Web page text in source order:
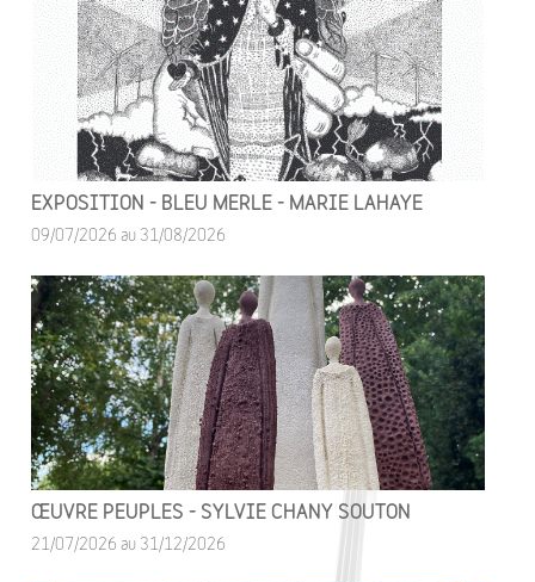
EXPOSITION - BLEU MERLE - MARIE LAHAYE
09/07/2026 au 31/08/2026
ŒUVRE PEUPLES - SYLVIE CHANY SOUTON
21/07/2026 au 31/12/2026